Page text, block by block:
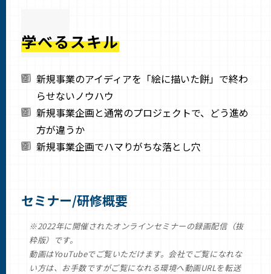
学べるスキル
新規事業のアイディアを「絵に描いた餅」で終わ
らせないノウハウ
新規事業企画と通常のプロジェクトで、どう進め
方が違うか
新規事業企画でハマりがちな落とし穴
セミナー/研修概要
※2022年に開催されたオンラインセミナーの録画配信（抜
粋版）です。
動画はYouTubeでご覧いただけます。会社でご覧になれな
い方は、お手数ですがご覧になれる環境へ動画URLを転送